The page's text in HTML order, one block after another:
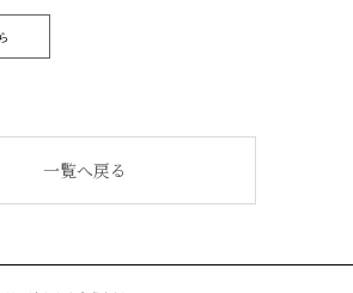
一覧へ戻る